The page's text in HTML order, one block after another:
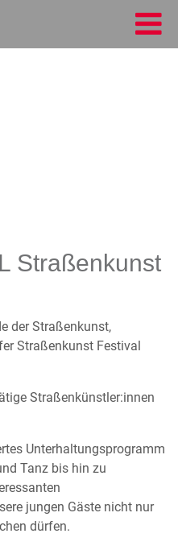
Straßenkunst
der Straßenkunst,
Straßenkunst Festival
Straßenkünstler:innen
Unterhaltungsprogramm
Tanz bis hin zu
jungen Gäste nicht nur
dürfen.